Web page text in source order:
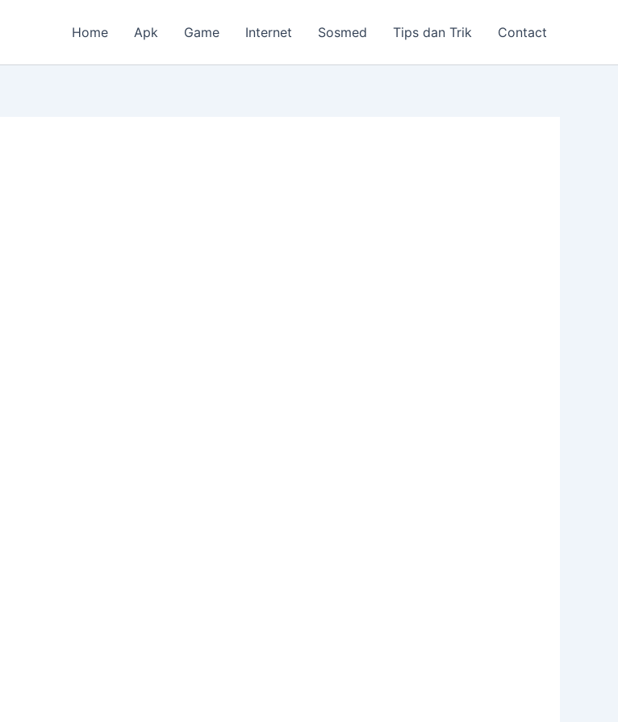
Home Apk Game Internet Sosmed Tips dan Trik Contact